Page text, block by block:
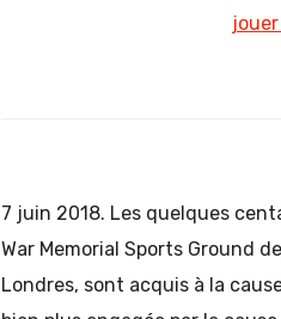
7 juin 2018. Les quelques
War Memorial Sports Ground
Londres, sont acquis à la